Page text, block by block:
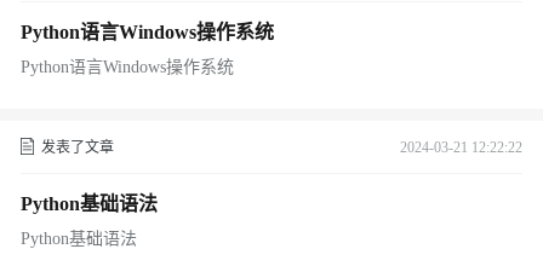
Python语言Windows操作系统
Python语言Windows操作系统
发表了文章 2024-03-21 12:22:22
Python基础语法
Python基础语法